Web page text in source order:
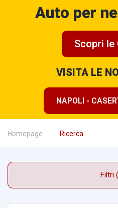
Auto per
Scopri
VISITA LE
NAPOLI -
Homepage Ricerca